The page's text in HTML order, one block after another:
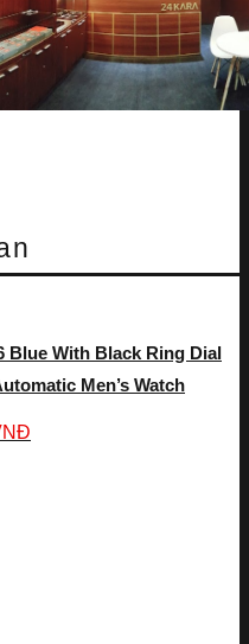
Blue With Black Ring Dial
Men’s Watch